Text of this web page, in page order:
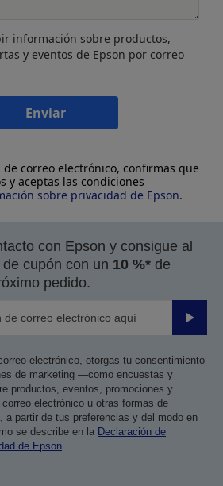
información sobre productos,
y eventos de Epson por correo
Enviar
correo electrónico, confirmas que
y aceptas las condiciones
sobre privacidad de Epson.
con Epson y consigue al
cupón con un 10 %* de
pedido.
Enviar
electrónico, otorgas tu consentimiento
de marketing —como encuestas y
productos, eventos, promociones y
electrónico u otras formas de
a partir de tus preferencias y del modo en
se describe en la Declaración de
de Epson.